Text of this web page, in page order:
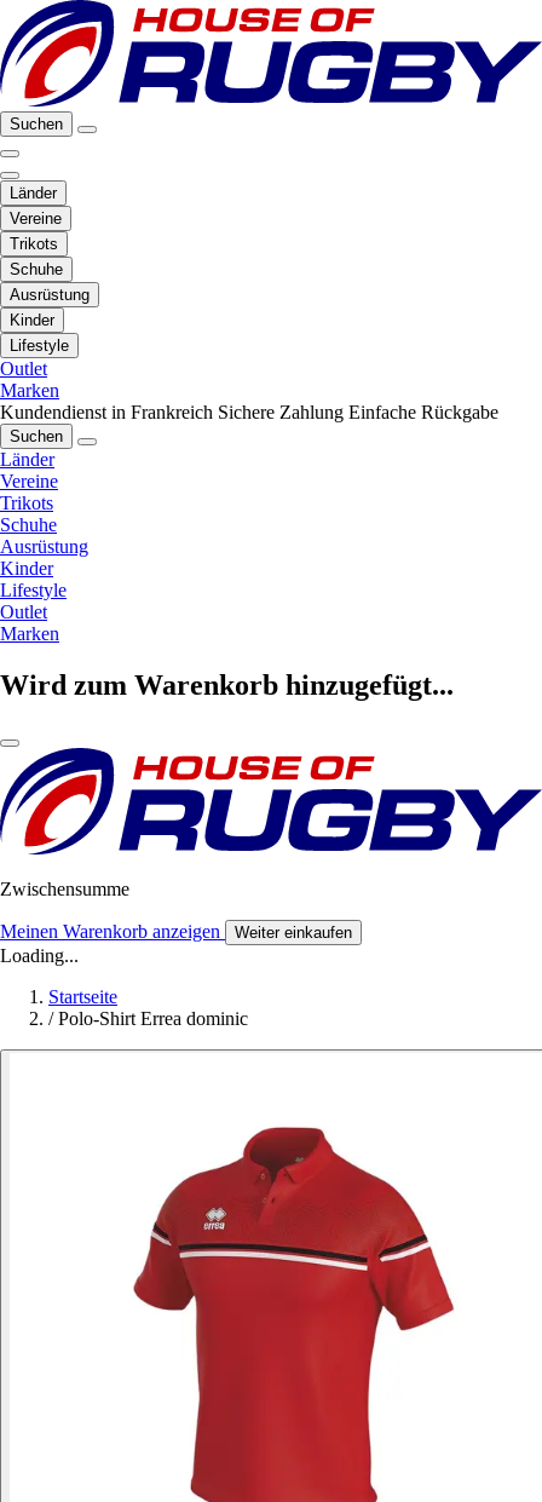
Suchen
Länder
Vereine
Trikots
Schuhe
Ausrüstung
Kinder
Lifestyle
Outlet
Marken
Kundendienst in Frankreich Sichere Zahlung Einfache Rückgabe
Suchen
Länder
Vereine
Trikots
Schuhe
Ausrüstung
Kinder
Lifestyle
Outlet
Marken
Wird zum Warenkorb hinzugefügt...
Zwischensumme
Meinen Warenkorb anzeigen Weiter einkaufen
Loading...
Startseite
/ Polo-Shirt Errea dominic